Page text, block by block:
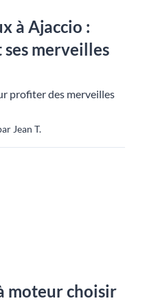
à Ajaccio :
merveilles
profiter des merveilles
Jean T.
moteur choisir